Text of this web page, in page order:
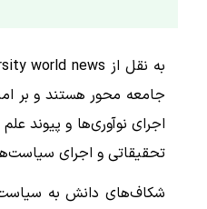
جامعه محور هستند و بر
اجرای نوآوری‌ها و پیوند
تحقیقاتی و اجرای
شکاف‌های دانش به سیاست